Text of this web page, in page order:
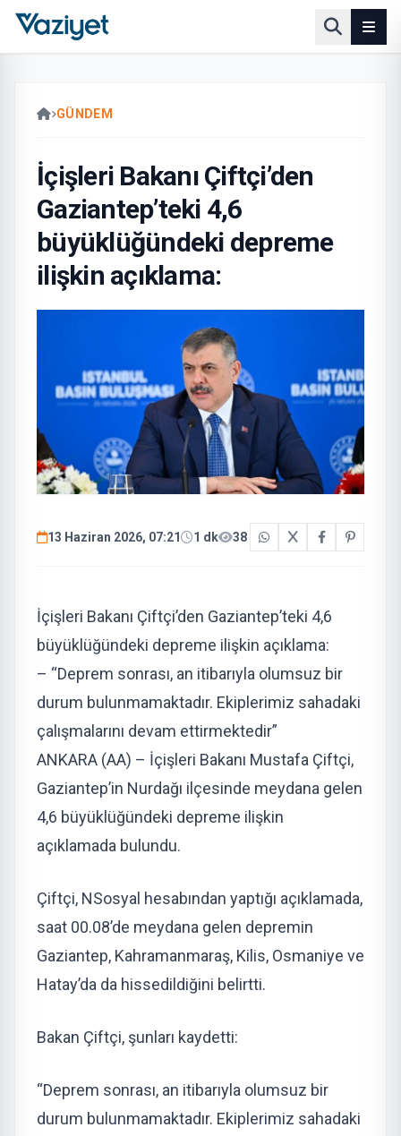
GÜNDEM
İçişleri Bakanı Çiftçi’den
Gaziantep’teki 4,6
büyüklüğündeki depreme
ilişkin açıklama:
13 Haziran 2026, 07:21 1 dk 38
İçişleri Bakanı Çiftçi’den Gaziantep’teki 4,6
büyüklüğündeki depreme ilişkin açıklama:
– “Deprem sonrası, an itibarıyla olumsuz bir
durum bulunmamaktadır. Ekiplerimiz sahadaki
çalışmalarını devam ettirmektedir”
ANKARA (AA) – İçişleri Bakanı Mustafa Çiftçi,
Gaziantep’in Nurdağı ilçesinde meydana gelen
4,6 büyüklüğündeki depreme ilişkin
açıklamada bulundu.
Çiftçi, NSosyal hesabından yaptığı açıklamada,
saat 00.08’de meydana gelen depremin
Gaziantep, Kahramanmaraş, Kilis, Osmaniye ve
Hatay’da da hissedildiğini belirtti.
Bakan Çiftçi, şunları kaydetti:
“Deprem sonrası, an itibarıyla olumsuz bir
durum bulunmamaktadır. Ekiplerimiz sahadaki